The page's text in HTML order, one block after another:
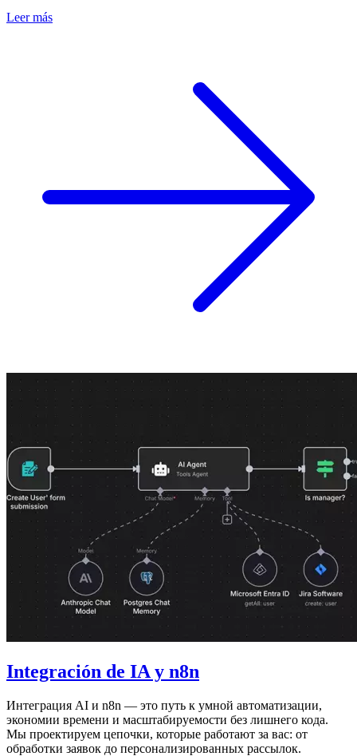
Leer más
Integración de IA y n8n
Интеграция AI и n8n — это путь к умной автоматизации,
экономии времени и масштабируемости без лишнего кода.
Мы проектируем цепочки, которые работают за вас: от
обработки заявок до персонализированных рассылок.